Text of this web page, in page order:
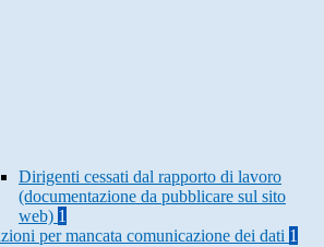
Dirigenti cessati dal rapporto di lavoro
(documentazione da pubblicare sul sito
web) 1
per mancata comunicazione dei dati 1